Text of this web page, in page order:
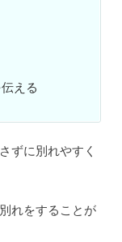
える
ずに別れやすく
れをすることが